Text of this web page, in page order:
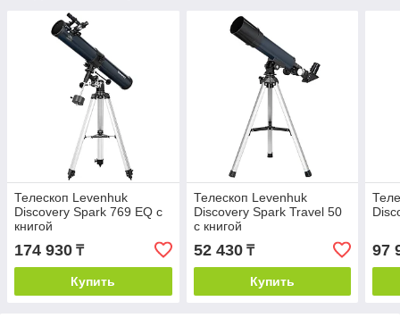
Телескоп Levenhuk
Discovery Spark 769 EQ с
книгой
174 930 ₸
Купить
Телескоп Levenhuk
Discovery Spark Travel 50
с книгой
52 430₸
Купить
97